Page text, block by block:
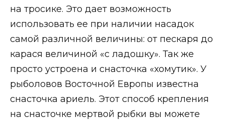
на тросике. Это дает возможность
использовать ее при наличии насадок
самой различной величины: от пескаря до
карася величиной «с ладошку». Так же
просто устроена и снасточка «хомутик». У
рыболовов Восточной Европы известна
снасточка ариель. Этот способ крепления
на снасточке мертвой рыбки вы можете